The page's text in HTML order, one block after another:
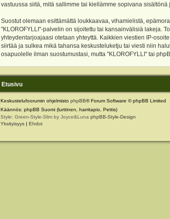
vastuussa siitä, mitä sallimme tai kiellämme sopivana
Suostut olemaan esittämättä loukkaavaa, vihamielistä,
"KLOROFYLLI"-palvelin on sijoitettu tai kansainvälisiä lakeja.
yhteydentarjoajaasi otetaan yhteyttä. Kaikkien viestien IP-
siirtää ja sulkea mikä tahansa keskusteluketju tai viesti niin
osapuolelle ilman suostumustasi, mutta "KLOROFYLLI" tai
Etusivu
Keskustelufoorumin ohjelmisto phpBB® Forum Software © phpBB Limited
Käännös: phpBB Suomi (lurttinen, harritapio, Pettis)
Style: Green-Style-Slim by Joyce&Luna phpBB-Style-Design
Yksityisyys | Ehdot